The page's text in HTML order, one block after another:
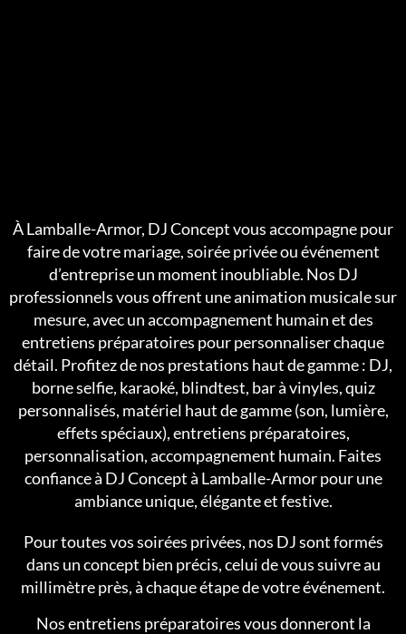
À Lamballe-Armor, DJ Concept vous accompagne pour
faire de votre mariage, soirée privée ou événement
d’entreprise un moment inoubliable. Nos DJ
professionnels vous offrent une animation musicale sur
mesure, avec un accompagnement humain et des
entretiens préparatoires pour personnaliser chaque
détail. Profitez de nos prestations haut de gamme : DJ,
borne selfie, karaoké, blindtest, bar à vinyles, quiz
personnalisés, matériel haut de gamme (son, lumière,
effets spéciaux), entretiens préparatoires,
personnalisation, accompagnement humain. Faites
confiance à DJ Concept à Lamballe-Armor pour une
ambiance unique, élégante et festive.
Pour toutes vos soirées privées, nos DJ sont formés
dans un concept bien précis, celui de vous suivre au
millimètre près, à chaque étape de votre événement.
Nos entretiens préparatoires vous donneront la